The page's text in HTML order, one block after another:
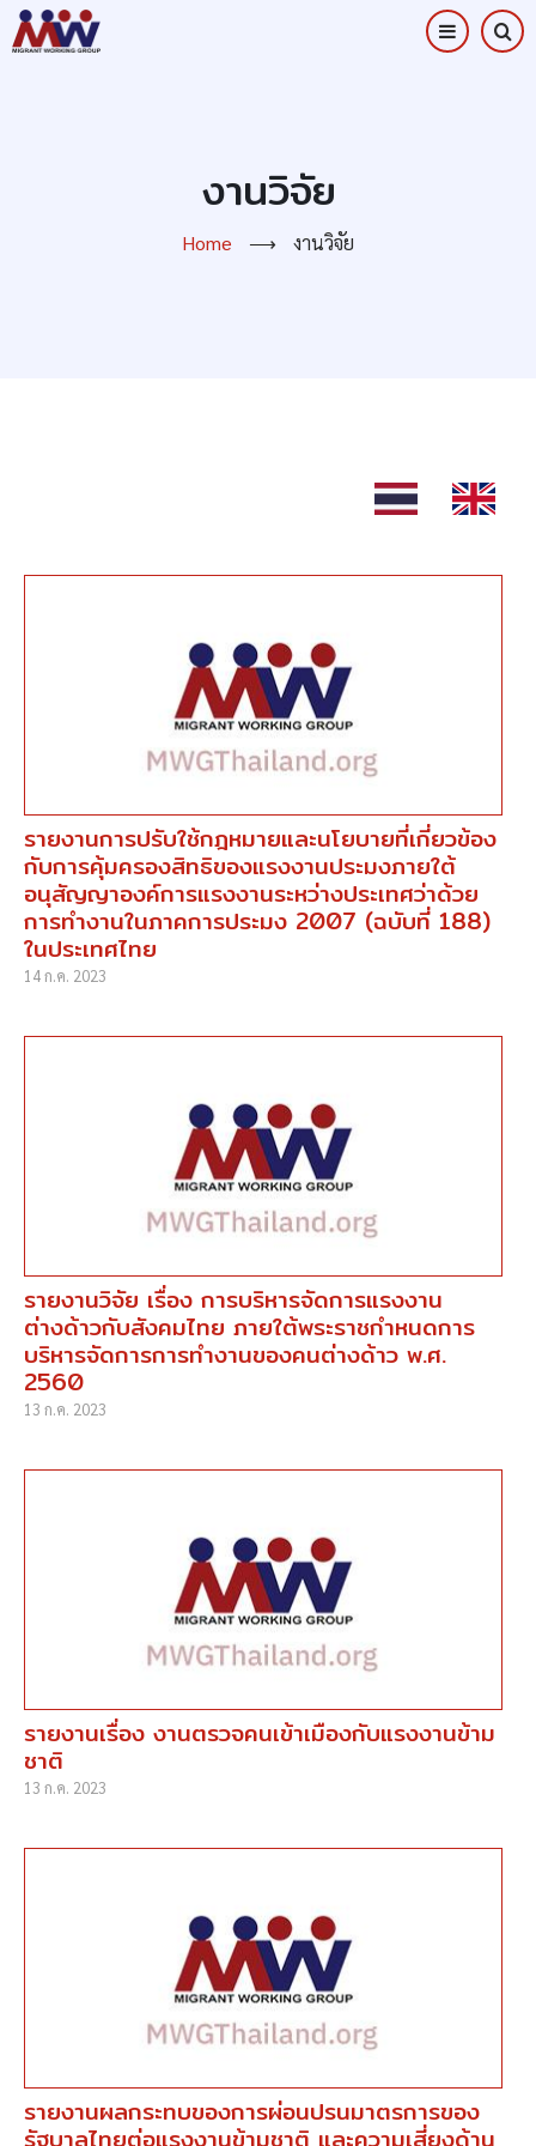
Skip
to
งานวิจัย
Home ⟶ งานวิจัย
รายงานการปรับใช้กฎหมายและนโยบายที่เกี่ยวข้อง
กับการคุ้มครองสิทธิของแรงงานประมงภายใต้
อนุสัญญาองค์การแรงงานระหว่างประเทศว่าด้วย
การทำงานในภาคการประมง 2007 (ฉบับที่ 188)
ในประเทศไทย
14 ก.ค. 2023
รายงานวิจัย เรื่อง การบริหารจัดการแรงงาน
ต่างด้าวกับสังคมไทย ภายใต้พระราชกำหนดการ
บริหารจัดการการทำงานของคนต่างด้าว พ.ศ.
2560
13 ก.ค. 2023
รายงานเรื่อง งานตรวจคนเข้าเมืองกับแรงงานข้าม
ชาติ
13 ก.ค. 2023
รายงานผลกระทบของการผ่อนปรนมาตรการของ
รัฐบาลไทยต่อแรงงานข้ามชาติ และความเสี่ยงด้าน